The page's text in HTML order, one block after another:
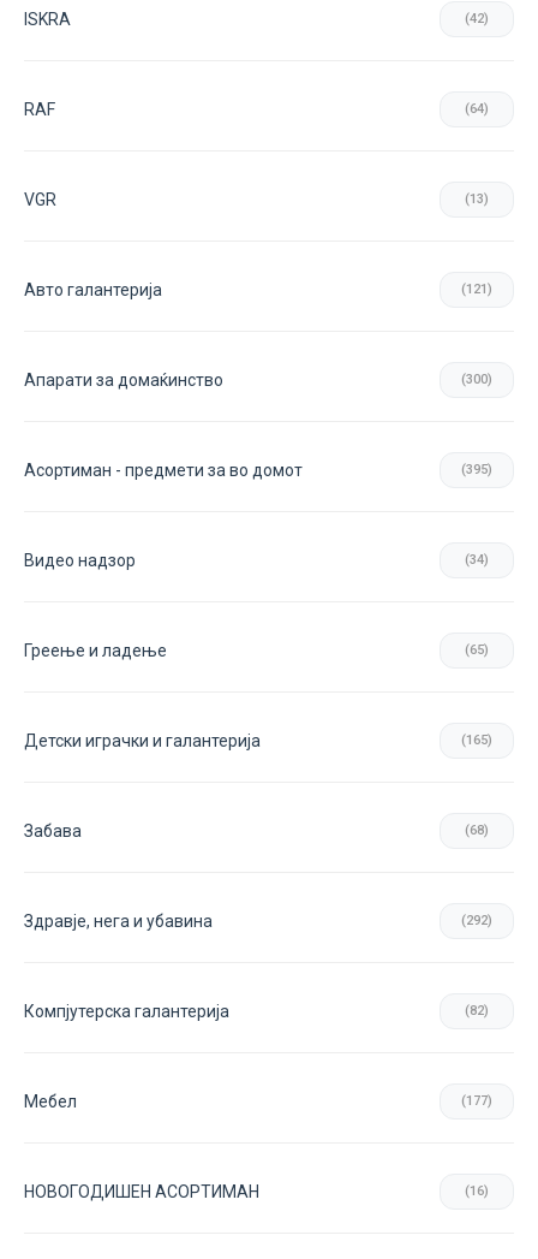
ISKRA (42)
RAF (64)
VGR (13)
Авто галантерија (121)
Апарати за домаќинство (300)
Асортиман - предмети за во домот (395)
Видео надзор (34)
Греење и ладење (65)
Детски играчки и галантерија (165)
Забава (68)
Здравје, нега и убавина (292)
Компјутерска галантерија (82)
Мебел (177)
НОВОГОДИШЕН АСОРТИМАН (16)